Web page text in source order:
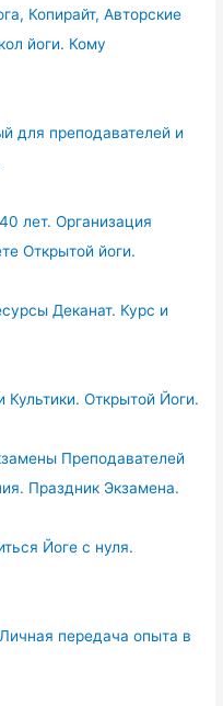
Копирайт, Авторские
йоги. Кому
для преподавателей и
лет. Организация
Открытой йоги.
Деканат. Курс и
Открытой Йоги.
Преподавателей
Праздник Экзамена.
Йоге с нуля.
передача опыта в